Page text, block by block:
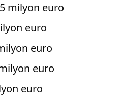
milyon euro
euro
euro
euro
euro